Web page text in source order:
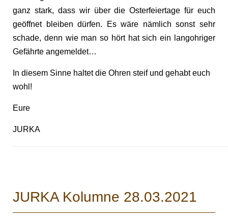
ganz stark, dass wir über die Osterfeiertage für euch
geöffnet bleiben dürfen. Es wäre nämlich sonst sehr
schade, denn wie man so hört hat sich ein langohriger
Gefährte angemeldet…
In diesem Sinne haltet die Ohren steif und gehabt euch
wohl!
Eure
JURKA
JURKA Kolumne 28.03.2021